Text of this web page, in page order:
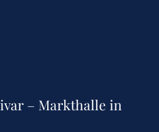
– Markthalle in